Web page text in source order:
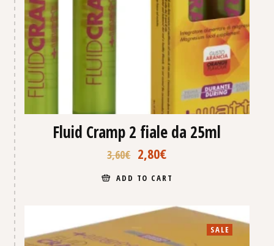
Fluid Cramp 2 fiale da 25ml
3,60€ 2,80€
ADD TO CART
SALE